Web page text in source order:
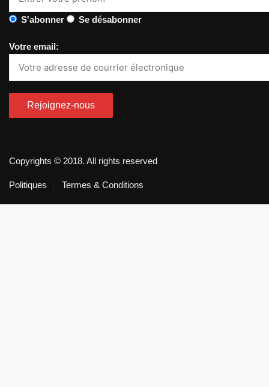
S'abonner Se désabonner
Votre email:
Copyrights © 2018. All rights reserved
Politiques Termes & Conditions